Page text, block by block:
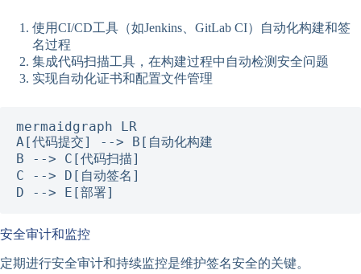
使用CI/CD工具（如Jenkins、GitLab CI）自动化构建和签
名过程
集成代码扫描工具，在构建过程中自动检测安全问题
实现自动化证书和配置文件管理
mermaid graph LR
A[代码提交] --> B[自动化构建
B --> C[代码扫描]
C --> D[自动签名]
D --> E[部署]
安全审计和监控
定期进行安全审计和持续监控是维护签名安全的关键。